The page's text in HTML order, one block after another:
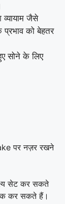
जैसे
प्रभाव को बेहतर
सोने के लिए
पर नज़र रखने
सेट कर सकते
कर सकते हैं।